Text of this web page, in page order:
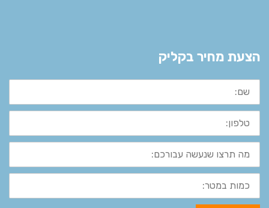
הצעת מחיר בקליק
שם:
טלפון:
מה
תרצו
שנעשה
עבורכם:
כמות
במטר: